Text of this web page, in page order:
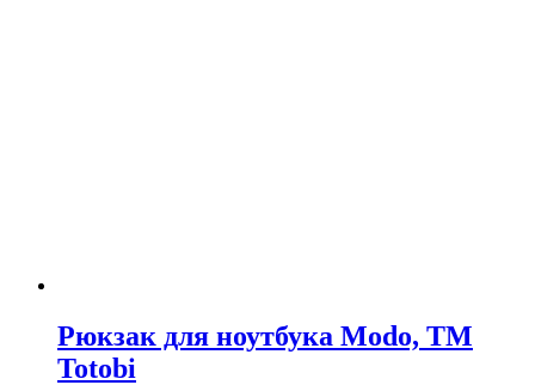
Рюкзак для ноутбука Modo, TM
Totobi